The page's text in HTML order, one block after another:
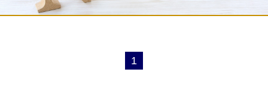
よくあるご質問
1